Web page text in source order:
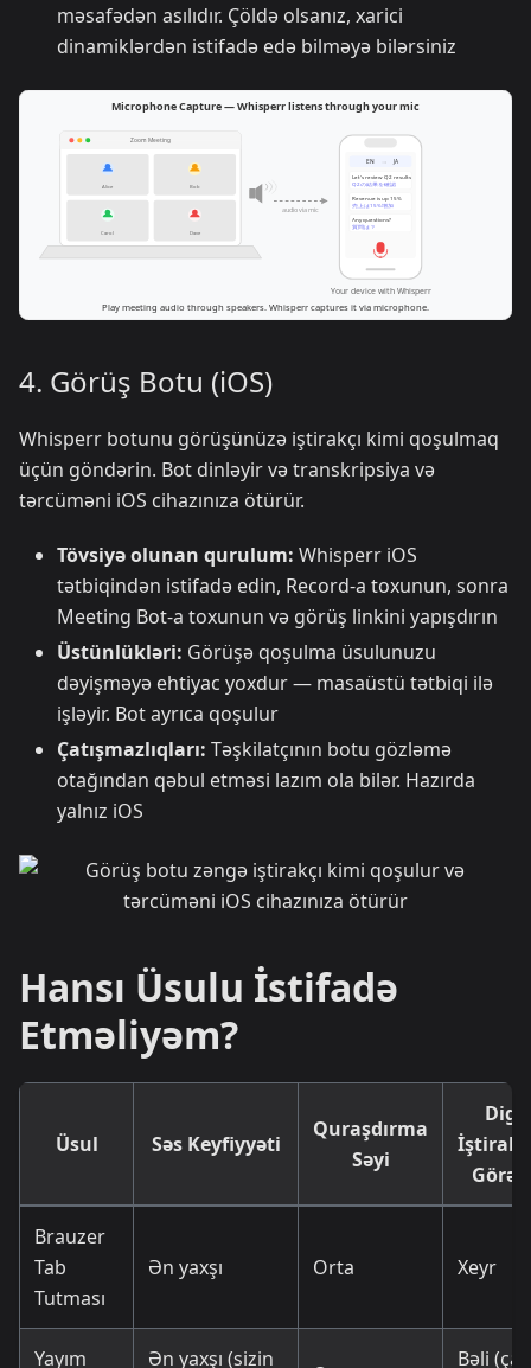
məsafədən asılıdır. Çöldə olsanız, xarici
dinamiklərdən istifadə edə bilməyə bilərsiniz
4. Görüş Botu (iOS)
Whisperr botunu görüşünüzə iştirakçı kimi qoşulmaq
üçün göndərin. Bot dinləyir və transkripsiya və
tərcüməni iOS cihazınıza ötürür.
Tövsiyə olunan qurulum: Whisperr iOS
tətbiqindən istifadə edin, Record-a toxunun, sonra
Meeting Bot-a toxunun və görüş linkini yapışdırın
Üstünlükləri: Görüşə qoşulma üsulunuzu
dəyişməyə ehtiyac yoxdur — masaüstü tətbiqi ilə
işləyir. Bot ayrıca qoşulur
Çatışmazlıqları: Təşkilatçının botu gözləmə
otağından qəbul etməsi lazım ola bilər. Hazırda
yalnız iOS
Hansı Üsulu İstifadə
Etməliyəm?
Üsul Səs Keyfiyyəti
Quraşdırma
Səyi
Brauzer
Tab
Tutması
Ən yaxşı Orta Xeyr
Yayım Ən yaxşı (sizin Bəli